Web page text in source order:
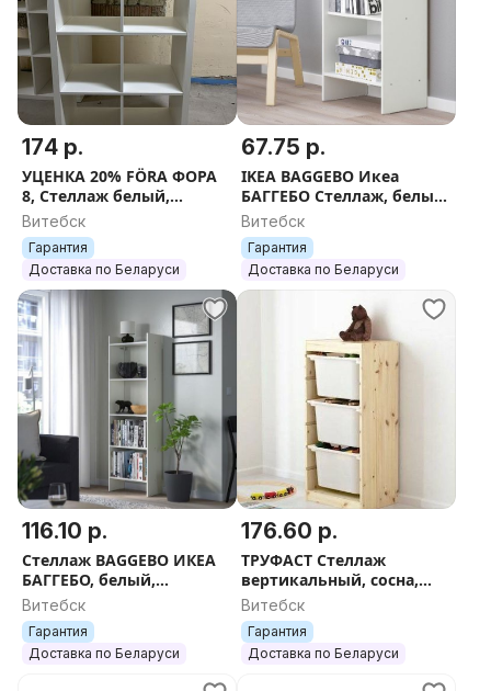
174 р.
УЦЕНКА 20% FÖRA ФОРА
8, Стеллаж белый,
77x147х38 см
Витебск
Гарантия
Доставка по Беларуси
67.75 р.
IKEA BAGGEBO Икеа
БАГГЕБО Стеллаж, белый,
50x30x80 см
Витебск
Гарантия
Доставка по Беларуси
116.10 р.
Стеллаж BAGGEBO ИКЕА
БАГГЕБО, белый,
50x25x160 см
Витебск
Гарантия
Доставка по Беларуси
176.60 р.
ТРУФАСТ Стеллаж
вертикальный, сосна,
91х44х30 см.
Витебск
Гарантия
Доставка по Беларуси